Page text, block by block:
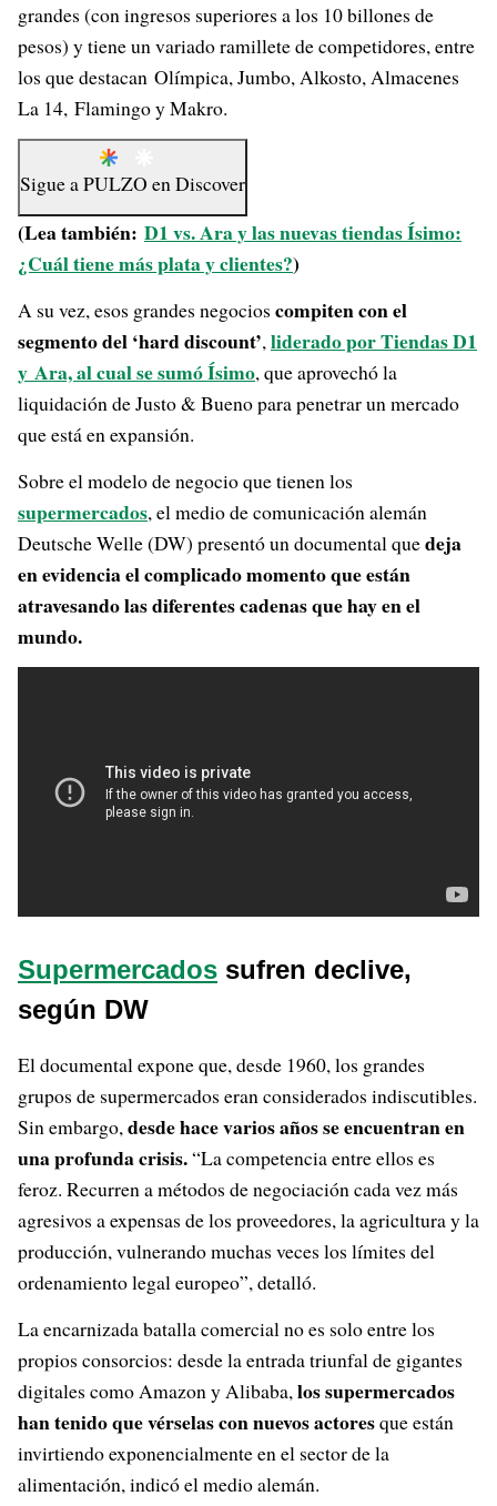
grandes (con ingresos superiores a los 10 billones de
pesos) y tiene un variado ramillete de competidores, entre
los que destacan Olímpica, Jumbo, Alkosto,Almacenes
La 14, Flamingoy Makro.
Sigue aPULZO enDiscover
(Lea también: D1 vs. Ara y las nuevas tiendas Ísimo:
¿Cuál tiene más plata y clientes?)
A su vez, esos grandes negocios compiten con el
segmento del ‘hard discount’,liderado porTiendas D1
y Ara, al cual se sumó Ísimo, que aprovechó la
liquidación de Justo & Bueno para penetrar un mercado
que está en expansión.
Sobre el modelo de negocio que tienen los
supermercados, el medio de comunicación alemán
Deutsche Welle (DW) presentó un documental quedeja
en evidencia el complicado momento que están
atravesando las diferentes cadenas que hay en el
mundo.
Supermercados sufren declive,
según DW
El documental expone que, desde 1960, los grandes
grupos de supermercados eran considerados indiscutibles.
Sin embargo, desde hace varios años se encuentran en
una profunda crisis.“La competencia entre ellos es
feroz. Recurren a métodos de negociación cada vez más
agresivos a expensas de los proveedores, la agricultura y la
producción, vulnerando muchas veces los límites del
ordenamiento legal europeo”, detalló.
La encarnizada batalla comercial no es solo entre los
propios consorcios: desde la entrada triunfal de gigantes
digitales como Amazon y Alibaba, los supermercados
han tenido que vérselas con nuevos actoresque están
invirtiendo exponencialmente en el sector de la
alimentación, indicó el medio alemán.